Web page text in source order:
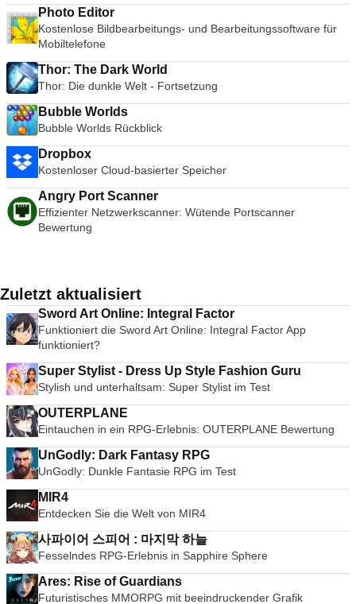
Photo Editor
Kostenlose Bildbearbeitungs- und Bearbeitungssoftware für
Mobiltelefone
Thor: The Dark World
Thor: Die dunkle Welt - Fortsetzung
Bubble Worlds
Bubble Worlds Rückblick
Dropbox
Kostenloser Cloud-basierter Speicher
Angry Port Scanner
Effizienter Netzwerkscanner: Wütende Portscanner
Bewertung
Zuletzt aktualisiert
Sword Art Online: Integral Factor
Funktioniert die Sword Art Online: Integral Factor App
funktioniert?
Super Stylist - Dress Up Style Fashion Guru
Stylish und unterhaltsam: Super Stylist im Test
OUTERPLANE
Eintauchen in ein RPG-Erlebnis: OUTERPLANE Bewertung
UnGodly: Dark Fantasy RPG
UnGodly: Dunkle Fantasie RPG im Test
MIR4
Entdecken Sie die Welt von MIR4
사파이어 스피어 : 마지막 하늘
Fesselndes RPG-Erlebnis in Sapphire Sphere
Ares: Rise of Guardians
Futuristisches MMORPG mit beeindruckender Grafik